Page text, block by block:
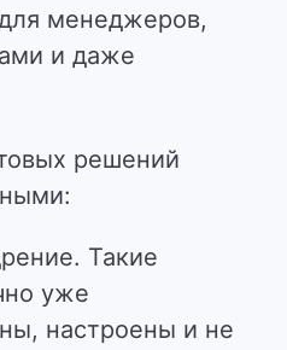
менеджеров,
и даже
решений
Такие
уже
настроены и не